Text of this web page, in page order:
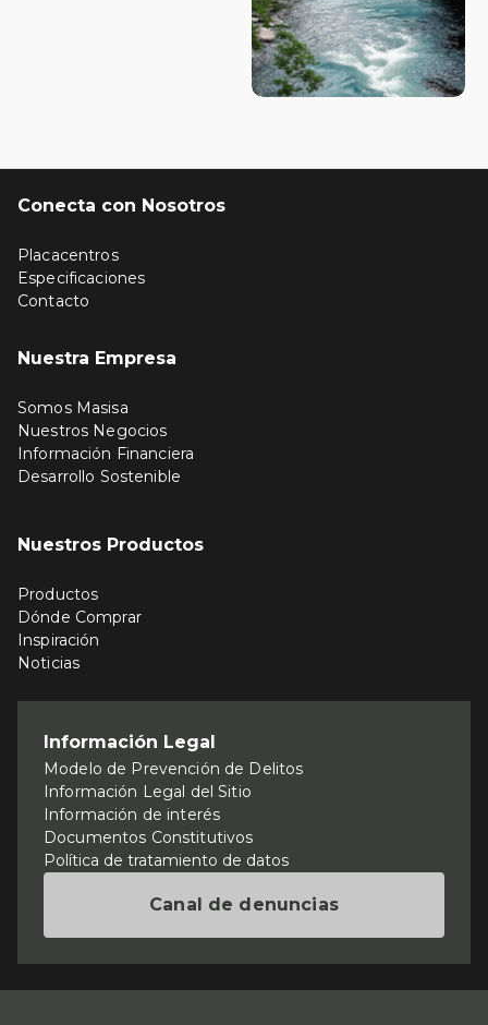
Conecta con Nosotros
Placacentros
Especificaciones
Contacto
Nuestra Empresa
Somos Masisa
Nuestros Negocios
Información Financiera
Desarrollo Sostenible
Nuestros Productos
Productos
Dónde Comprar
Inspiración
Noticias
Información Legal
Modelo de Prevención de Delitos
Información Legal del Sitio
Información de interés
Documentos Constitutivos
Política de tratamiento de datos
Canal de denuncias